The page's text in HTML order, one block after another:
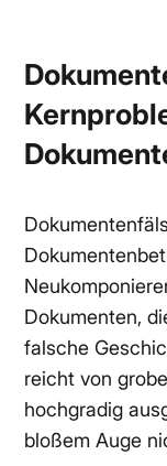
Dokumenten,
falsche
reicht von
hochgradig
bloßem Auge